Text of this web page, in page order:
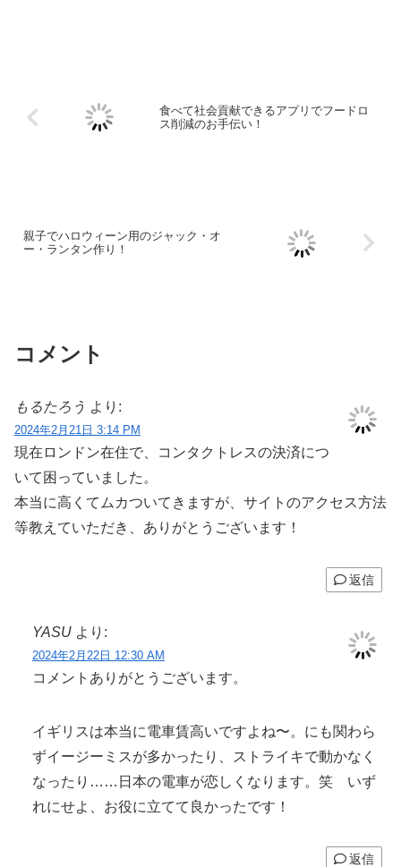
食べて社会貢献できるアプリでフードロ
ス削減のお手伝い！
親子でハロウィーン用のジャック・オ
ー・ランタン作り！
コメント
もるたろう より:
2024年2月21日 3:14 PM
現在ロンドン在住で、コンタクトレスの決済につ
いて困っていました。
本当に高くてムカついてきますが、サイトのアクセス方法
等教えていただき、ありがとうございます！
返信
YASU より:
2024年2月22日 12:30 AM
コメントありがとうございます。
イギリスは本当に電車賃高いですよね〜。にも関わら
ずイージーミスが多かったり、ストライキで動かなく
なったり……日本の電車が恋しくなります。笑 いず
れにせよ、お役に立てて良かったです！
返信